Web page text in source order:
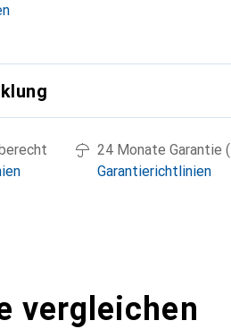
24 Monate Garantie
Garantierichtlinien
vergleichen